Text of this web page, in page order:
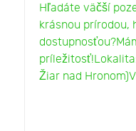
Hľadáte väčší
krásnou prírodou,
Žiar nad